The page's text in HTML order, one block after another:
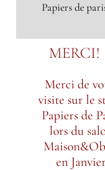
Papiers de
MERCI!
Merci de
visite sur le
Papiers de
lors du
en